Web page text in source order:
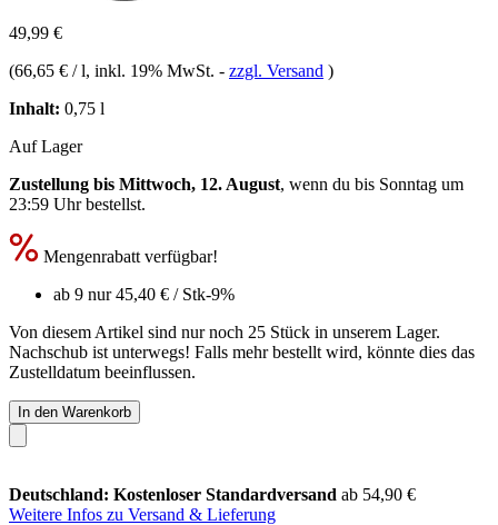
49,99 €
(66,65 € / l, inkl. 19% MwSt. - zzgl. Versand )
Inhalt: 0,75 l
Auf Lager
Zustellung bis Mittwoch, 12. August, wenn du bis Sonntag um
23:59 Uhrbestellst.
Mengenrabatt verfügbar!
ab 9 nur45,40 € / Stk-9%
Von diesem Artikel sind nur noch 25 Stück in unserem Lager.
Nachschub ist unterwegs! Falls mehr bestellt wird, könnte dies das
Zustelldatum beeinflussen.
In den Warenkorb
Deutschland: Kostenloser Standardversand ab 54,90 €
Weitere Infos zu Versand & Lieferung